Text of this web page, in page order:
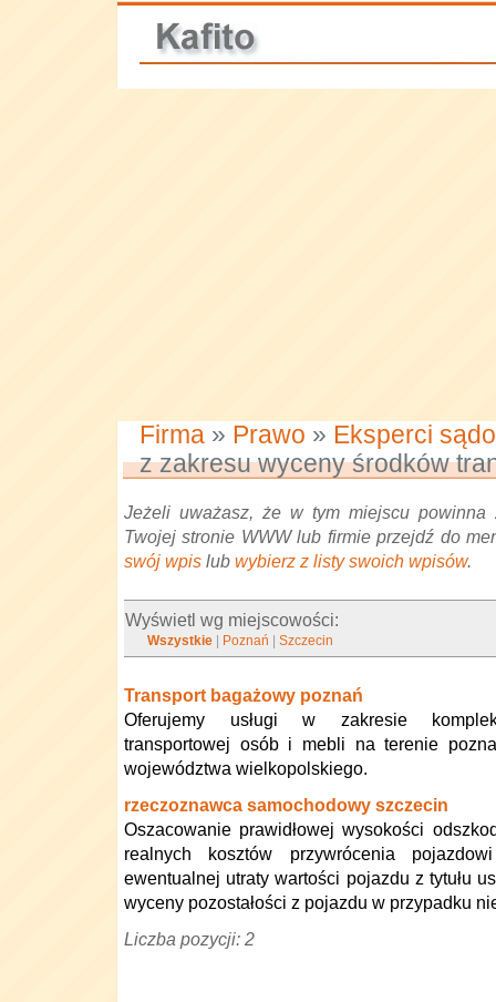
Firma » Prawo » Eksperci
z zakresu wyceny środków
Jeżeli uważasz, że w tym miejscu powinna
Twojej stronie WWW lub firmie przejdź do
swój wpis lub wybierz z listy swoich wpisów.
Wyświetl wg miejscowości:
Wszystkie Poznań |Szczecin
Transport bagażowy poznań
Oferujemy usługi w zakresie
transportowej osób i mebli na terenie
województwa wielkopolskiego.
rzeczoznawca samochodowy szczecin
Oszacowanie prawidłowej wysokości
realnych kosztów przywrócenia
ewentualnej utraty wartości pojazdu z tytułu
wyceny pozostałości z pojazdu w przypadku
Liczba pozycji: 2